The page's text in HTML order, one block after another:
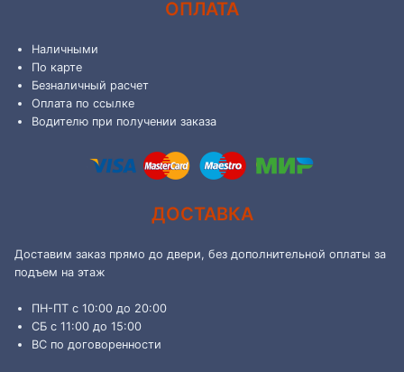
ОПЛАТА
Наличными
По карте
Безналичный расчет
Оплата по ссылке
Водителю при получении заказа
ДОСТАВКА
Доставим заказ прямо до двери, без дополнительной оплаты за
подъем на этаж
ПН-ПТ с 10:00 до 20:00
СБ с 11:00 до 15:00
ВС по договоренности